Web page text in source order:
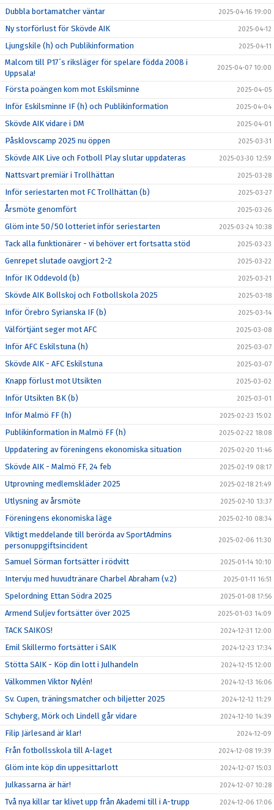
Dubbla bortamatcher väntar 2025-04-16 19:00
Ny storförlust för Skövde AIK 2025-04-12
Ljungskile (h) och Publikinformation 2025-04-11
Malcom till P17´s riksläger för spelare födda 2008 i
Uppsala!
2025-04-07 10:00
Första poängen kom mot Eskilsminne 2025-04-05
Inför Eskilsminne IF (h) och Publikinformation 2025-04-04
Skövde AIK vidare i DM 2025-04-01
Påsklovscamp 2025 nu öppen 2025-03-31
Skövde AIK Live och Fotboll Play slutar uppdateras 2025-03-30 12:59
Nattsvart premiär i Trollhättan 2025-03-28
Inför seriestarten mot FC Trollhättan (b) 2025-03-27
Årsmöte genomfört 2025-03-26
Glöm inte 50/50 lotteriet inför seriestarten 2025-03-24 10:38
Tack alla funktionärer - vi behöver ert fortsatta stöd 2025-03-23
Genrepet slutade oavgjort 2-2 2025-03-22
Inför IK Oddevold (b) 2025-03-21
Skövde AIK Bollskoj och Fotbollskola 2025 2025-03-18
Inför Örebro Syrianska IF (b) 2025-03-14
Välförtjänt seger mot AFC 2025-03-08
Inför AFC Eskilstuna (h) 2025-03-07
Skövde AIK - AFC Eskilstuna 2025-03-07
Knapp förlust mot Utsikten 2025-03-02
Inför Utsikten BK (b) 2025-03-01
Inför Malmö FF (h) 2025-02-23 15:02
Publikinformation in Malmö FF (h) 2025-02-22 18:08
Uppdatering av föreningens ekonomiska situation 2025-02-20 11:46
Skövde AIK - Malmö FF, 24 feb 2025-02-19 08:17
Utprovning medlemskläder 2025 2025-02-18 21:49
Utlysning av årsmöte 2025-02-10 13:37
Föreningens ekonomiska läge 2025-02-10 08:34
Viktigt meddelande till berörda av SportAdmins
personuppgiftsincident
2025-02-06 11:30
Samuel Sörman fortsätter i rödvitt 2025-01-14 10:10
Intervju med huvudtränare Charbel Abraham (v.2) 2025-01-11 16:51
Spelordning Ettan Södra 2025 2025-01-08 17:56
Armend Suljev fortsätter över 2025 2025-01-03 14:09
TACK SAIKOS! 2024-12-31 12:00
Emil Skillermo fortsätter i SAIK 2024-12-23 17:34
Stötta SAIK - Köp din lott i Julhandeln 2024-12-15 12:00
Välkommen Viktor Nylén! 2024-12-13 16:06
Sv. Cupen, träningsmatcher och biljetter 2025 2024-12-12 11:29
Schyberg, Mörk och Lindell går vidare 2024-12-10 14:39
Filip Järlesand är klar! 2024-12-09
Från fotbollsskola till A-laget 2024-12-08 19:39
Glöm inte köp din uppesittarlott 2024-12-07 15:03
Julkassarna är här! 2024-12-07 10:28
Två nya killar tar klivet upp från Akademi till i A-trupp 2024-12-06 17:06